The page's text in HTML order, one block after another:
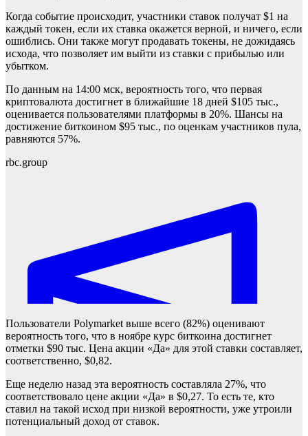
Когда событие происходит, участники ставок получат $1 на
каждый токен, если их ставка окажется верной, и ничего, если
ошиблись. Они также могут продавать токены, не дожидаясь
исхода, что позволяет им выйти из ставки с прибылью или
убытком.
По данным на 14:00 мск, вероятность того, что первая
криптовалюта достигнет в ближайшие 18 дней $105 тыс.,
оценивается пользователями платформы в 20%. Шансы на
достижение биткоином $95 тыс., по оценкам участников пула,
равняются 57%.
rbc.group
Пользователи Polymarket выше всего (82%) оценивают
вероятность того, что в ноябре курс биткоина достигнет
отметки $90 тыс. Цена акции «Да» для этой ставки составляет,
соответственно, $0,82.
Еще неделю назад эта вероятность составляла 27%, что
соответствовало цене акции «Да» в $0,27. То есть те, кто
ставил на такой исход при низкой вероятности, уже утроили
потенциальный доход от ставок.